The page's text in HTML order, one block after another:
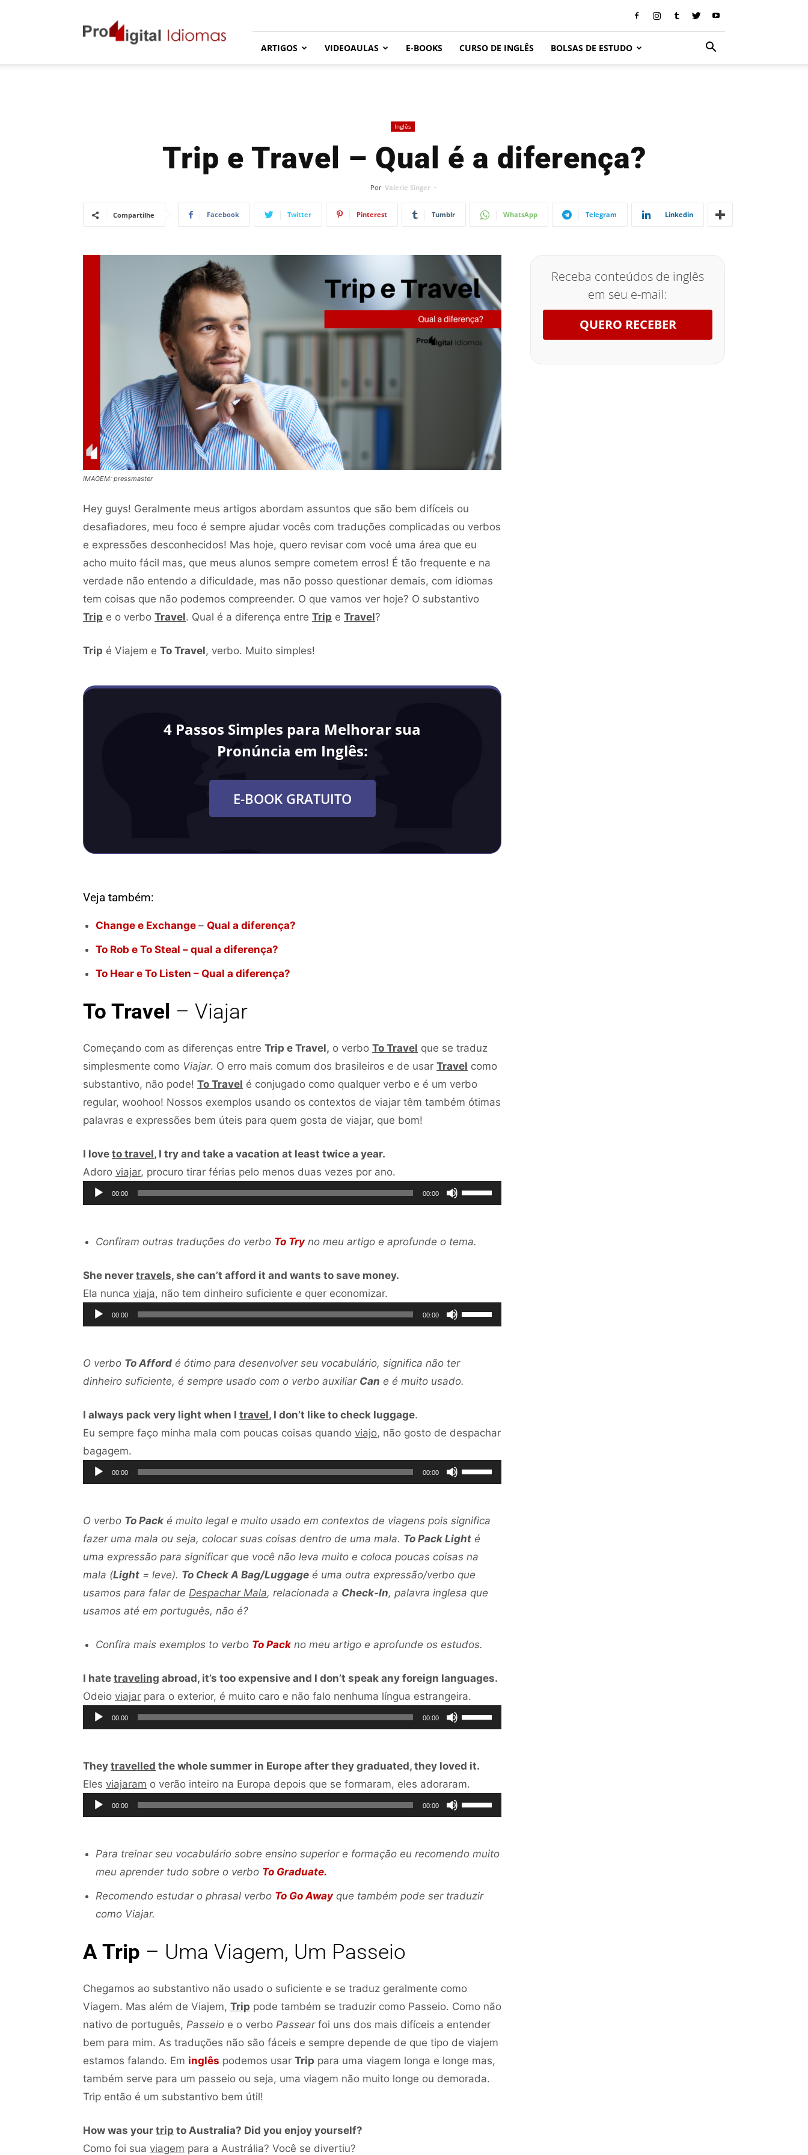
ARTIGOS VIDEOAULAS E-BOOKS CURSO DE INGLÊS BOLSAS DE ESTUDO
Inglês
Trip e Travel – Qual é a diferença?
Por Valerie Singer -
Compartilhe Facebook Twitter Pinterest Tumblr WhatsApp Telegram Linkedin
IMAGEM: pressmaster
Hey guys! Geralmente meus artigos abordam assuntos que são bem difíceis ou
desafiadores, meu foco é sempre ajudar vocês com traduções complicadas ou verbos
e expressões desconhecidos! Mas hoje, quero revisar com você uma área que eu
acho muito fácil mas, que meus alunos sempre cometem erros! É tão frequente e na
verdade não entendo a dificuldade, mas não posso questionar demais, com idiomas
tem coisas que não podemos compreender. O que vamos ver hoje? O substantivo
Trip e o verbo Travel. Qual é a diferença entre Trip e Travel?
Trip é Viajem e To Travel, verbo. Muito simples!
4 Passos Simples para Melhorar sua
Pronúncia em Inglês:
E-BOOK GRATUITO
Veja também:
Change e Exchange – Qual a diferença?
To Rob e To Steal – qual a diferença?
To Hear e To Listen – Qual a diferença?
To Travel – Viajar
Começando com as diferenças entre Trip e Travel, o verbo To Travel que se traduz
simplesmente como Viajar. O erro mais comum dos brasileiros e de usar Travel como
substantivo, não pode! To Travel é conjugado como qualquer verbo e é um verbo
regular, woohoo! Nossos exemplos usando os contextos de viajar têm também ótimas
palavras e expressões bem úteis para quem gosta de viajar, que bom!
I love to travel, I try and take a vacation at least twice a year.
Adoro viajar, procuro tirar férias pelo menos duas vezes por ano.
de
áudio
00:00 00:00
Use
as
para
baixo
diminuir
Confiram outras traduções do verbo To Tryno meu artigo e aprofunde o tema.
She never travels, she can’t afford it and wants to save money.
Ela nunca viaja, não tem dinheiro suficiente e quer economizar.
de
áudio
00:00 00:00
Use
as
cima
baixo
aumentar
o
volume.
O verbo To Afford é ótimo para desenvolver seu vocabulário, significa não ter
dinheiro suficiente, é sempre usado com o verbo auxiliar Can e é muito usado.
I always pack very light when I travel, I don’t like to check luggage.
Eu sempre faço minha mala com poucas coisas quando viajo, não gosto de despachar
bagagem.
de
áudio
00:00 00:00
Use
as
para
cima
ou
para
baixo
ou
o
volume.
O verbo To Pack é muito legal e muito usado em contextos de viagens pois significa
fazer uma mala ou seja, colocar suas coisas dentro de uma mala. To Pack Light é
uma expressão para significar que você não leva muito e coloca poucas coisas na
mala (Light = leve). To Check A Bag/Luggage é uma outra expressão/verbo que
usamos para falar de Despachar Mala, relacionada a Check-In, palavra inglesa que
usamos até em português, não é?
Confira mais exemplos to verbo To Pack no meu artigo e aprofunde os estudos.
I hate traveling abroad, it’s too expensive and I don’t speak any foreign languages.
Odeio viajar para o exterior, é muito caro e não falo nenhuma língua estrangeira.
de
áudio
00:00 00:00
Use
as
para
cima
ou
para
ou
They travelled the whole summer in Europe after they graduated, they loved it.
Eles viajaram o verão inteiro na Europa depois que se formaram, eles adoraram.
de
áudio
00:00 00:00
Use
as
para
ou
diminuir
volume.
Para treinar seu vocabulário sobre ensino superior e formação eu recomendo muito
meu aprender tudo sobre o verbo To Graduate.
Recomendo estudar o phrasal verbo To Go Awayque também pode ser traduzir
como Viajar.
A Trip – Uma Viagem, Um Passeio
Chegamos ao substantivo não usado o suficiente e se traduz geralmente como
Viagem. Mas além de Viajem, Trip pode também se traduzir como Passeio. Como não
nativo de português, Passeio e o verbo Passearfoi uns dos mais difíceis a entender
bem para mim. As traduções não são fáceis e sempre depende de que tipo de viajem
estamos falando. Em inglês podemos usar Trip para uma viagem longa e longe mas,
também serve para um passeio ou seja, uma viagem não muito longe ou demorada.
Trip então é um substantivo bem útil!
How was your trip to Australia? Did you enjoy yourself?
Como foi sua viagem para a Austrália? Você se divertiu?
Receba conteúdos de inglês
em seu e-mail:
QUERO RECEBER